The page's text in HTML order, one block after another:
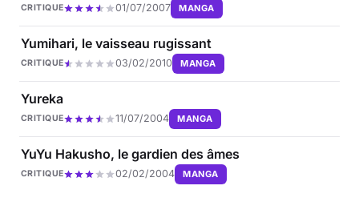
CRITIQUE 01/07/2007 MANGA
Yumihari, le vaisseau rugissant
CRITIQUE 03/02/2010 MANGA
Yureka
CRITIQUE 11/07/2004 MANGA
YuYu Hakusho, le gardien des âmes
CRITIQUE 02/02/2004 MANGA